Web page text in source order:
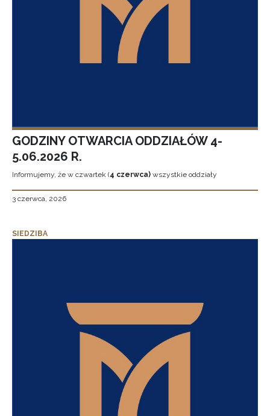
GODZINY OTWARCIA ODDZIAŁÓW 4-
5.06.2026 R.
Informujemy, że w czwartek (4 czerwca) wszystkie oddziały
3 czerwca, 2026
SIEDZIBA